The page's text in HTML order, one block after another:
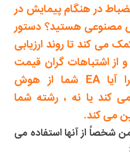
در هنگام پیمایش در
مصنوعی هستید؟ دستور
می کند تا روند ارزیابی
و از اشتباهات گران قیمت
جلوگیری کنید. زیرا آیا EA شما از هوش
کند یا نه ، رشته شما
می کند.
شخصاً از آنها استفاده می